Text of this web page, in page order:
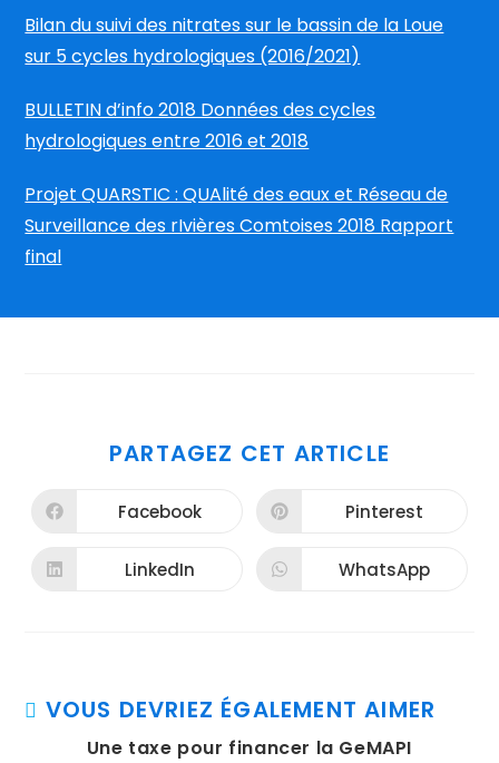
Bilan du suivi des nitrates sur le bassin de la Loue
sur 5 cycles hydrologiques (2016/2021)
BULLETIN d’info 2018 Données des cycles
hydrologiques entre 2016 et 2018
Projet QUARSTIC : QUAlité des eaux et Réseau de
Surveillance des rIvières Comtoises 2018 Rapport
final
PARTAGEZ CET ARTICLE
Ouvrir
autre
fenêtre
Facebook Ouvrir
autre
fenêtre
Pinterest
Ouvrir
LinkedIn Ouvrir
WhatsApp
VOUS DEVRIEZ ÉGALEMENT AIMER
Une taxe pour financer la GeMAPI